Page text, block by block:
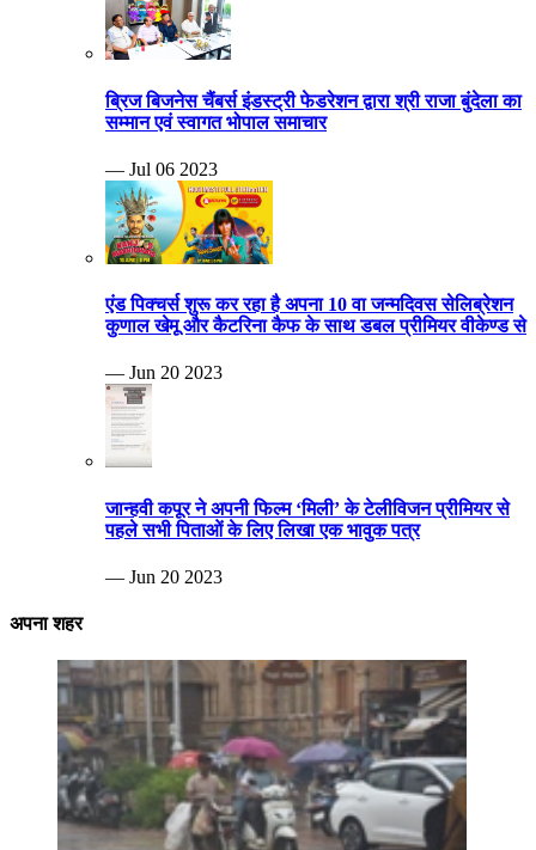
ब्रिज बिजनेस चैंबर्स इंडस्ट्री फेडरेशन द्वारा श्री राजा बुंदेला का
सम्मान एवं स्वागत भोपाल समाचार
— Jul 06 2023
एंड पिक्चर्स शुरू कर रहा है अपना 10 वा जन्मदिवस सेलिब्रेशन
कुणाल खेमू और कैटरिना कैफ के साथ डबल प्रीमियर वीकेण्ड से
— Jun 20 2023
जान्हवी कपूर ने अपनी फिल्म ‘मिली’ के टेलीविजन प्रीमियर से
पहले सभी पिताओं के लिए लिखा एक भावुक पत्र
— Jun 20 2023
अपना शहर